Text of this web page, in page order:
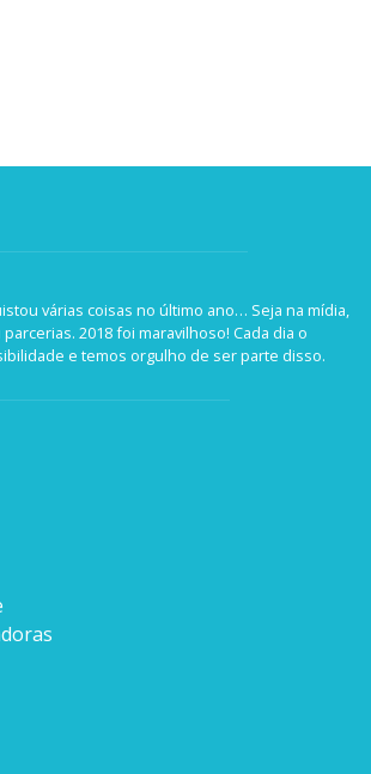
várias coisas no último ano… Seja na mídia,
2018 foi maravilhoso! Cada dia o
e temos orgulho de ser parte disso.